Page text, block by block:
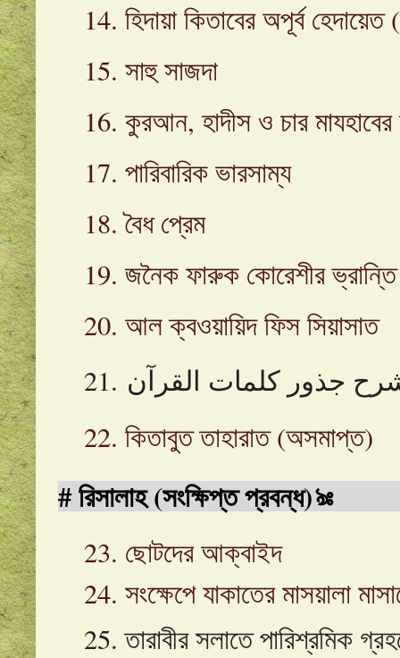
14. হিদায়া কিতাবের অপূর্ব
15. সাহু সাজদা
16. কুরআন, হাদীস ও চার
17. পারিবারিক ভারসাম্য
18. বৈধ প্রেম
19. জনৈক ফারুক কোরেশীর ভ্রান্তি
20. আল ক্বওয়ায়িদ ফিস সিয়াসাত
22. কিতাবুত তাহারাত (অসমাপ্ত)
#রিসালাহ (সংক্ষিপ্ত প্রবন্ধ)ঌঃ
23. ছোটদের আক্বাইদ
24. সংক্ষেপে যাকাতের মাসয়ালা
25. তারাবীর সলাতে পারিশ্রমিক